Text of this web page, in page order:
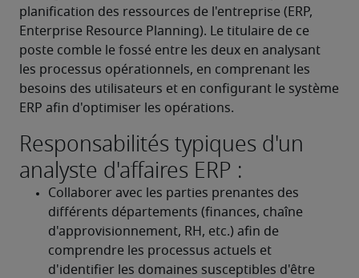
planification des ressources de l'entreprise (ERP,
Enterprise Resource Planning). Le titulaire de ce
poste comble le fossé entre les deux en analysant
les processus opérationnels, en comprenant les
besoins des utilisateurs et en configurant le système
ERP afin d'optimiser les opérations.
Responsabilités typiques d'un
analyste d'affaires ERP :
Collaborer avec les parties prenantes des
différents départements (finances, chaîne
d'approvisionnement, RH, etc.) afin de
comprendre les processus actuels et
d'identifier les domaines susceptibles d'être